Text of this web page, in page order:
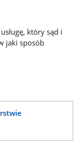
który sąd i
jaki sposób